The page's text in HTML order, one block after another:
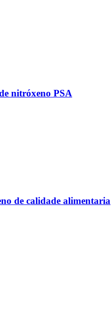
nitróxeno PSA
de calidade alimentaria